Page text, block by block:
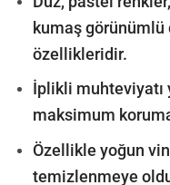
kumaş
özellikleridir.
İplikli muhteviyatı
maksimum
Özellikle yoğun
temizlenmeye